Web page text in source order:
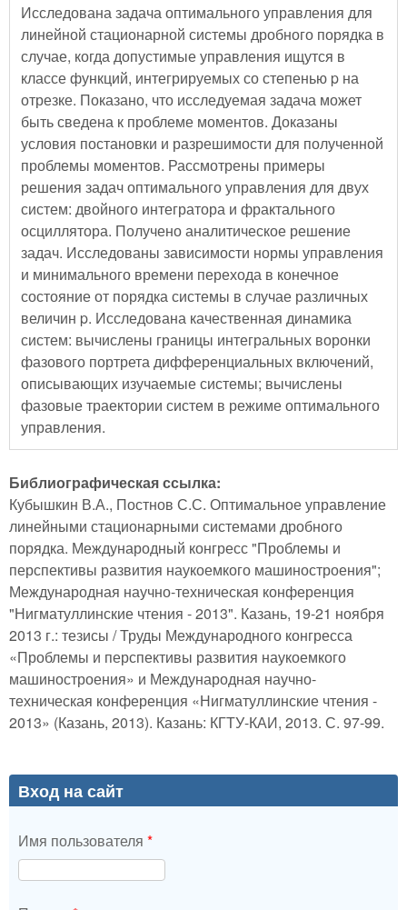
Исследована задача оптимального управления для
линейной стационарной системы дробного порядка в
случае, когда допустимые управления ищутся в
классе функций, интегрируемых со степенью p на
отрезке. Показано, что исследуемая задача может
быть сведена к проблеме моментов. Доказаны
условия постановки и разрешимости для полученной
проблемы моментов. Рассмотрены примеры
решения задач оптимального управления для двух
систем: двойного интегратора и фрактального
осциллятора. Получено аналитическое решение
задач. Исследованы зависимости нормы управления
и минимального времени перехода в конечное
состояние от порядка системы в случае различных
величин p. Исследована качественная динамика
систем: вычислены границы интегральных воронки
фазового портрета дифференциальных включений,
описывающих изучаемые системы; вычислены
фазовые траектории систем в режиме оптимального
управления.
Библиографическая ссылка:
Кубышкин В.А., Постнов С.С. Оптимальное управление
линейными стационарными системами дробного
порядка. Международный конгресс "Проблемы и
перспективы развития наукоемкого машиностроения";
Международная научно-техническая конференция
"Нигматуллинские чтения - 2013". Казань, 19-21 ноября
2013 г.: тезисы / Труды Международного конгресса
«Проблемы и перспективы развития наукоемкого
машиностроения» и Международная научно-
техническая конференция «Нигматуллинские чтения -
2013» (Казань, 2013). Казань: КГТУ-КАИ, 2013. С. 97-99.
Вход на сайт
Имя пользователя *